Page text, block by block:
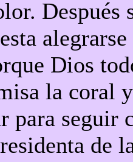
Dios
la coral
para seguir
de